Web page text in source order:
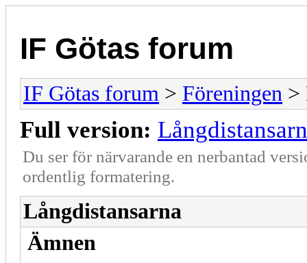
IF Götas forum
IF Götas forum > Föreningen >
Full version:
Du ser för närvarande en nerbantad
ordentlig formatering.
Långdistansarna
Ämnen